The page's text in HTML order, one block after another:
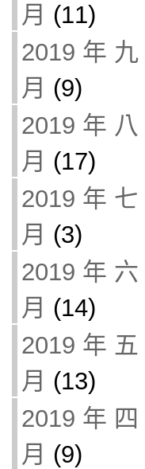
月 (11)
2019 年 九
月 (9)
2019 年 八
月 (17)
2019 年 七
月 (3)
2019 年 六
月 (14)
2019 年 五
月 (13)
2019 年 四
月 (9)